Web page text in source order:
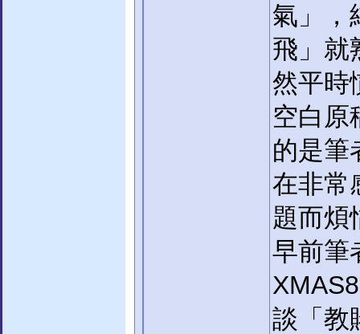
氣」，
飛」就
然平時
空白原
的是筆
在非常
題而煩
早前筆
談「教